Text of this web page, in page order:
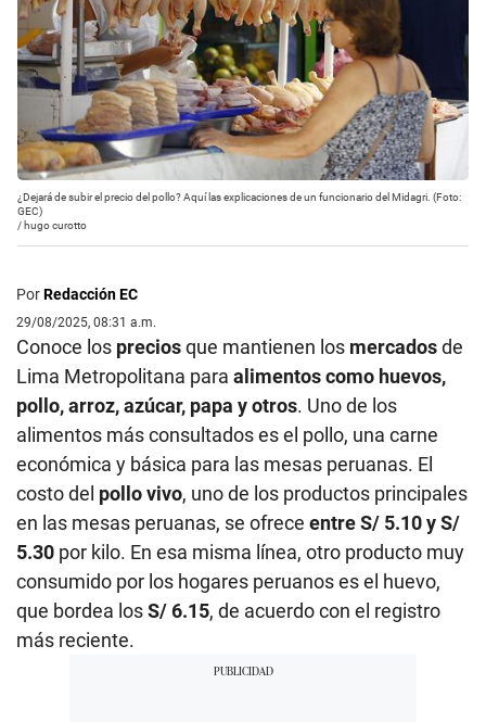
¿Dejará de subir el precio del pollo? Aquí las explicaciones de un funcionario del Midagri. (Foto:
GEC)
/ hugo curotto
PorRedacción EC
29/08/2025, 08:31 a.m.
Conoce los preciosque mantienen los mercadosde
Lima Metropolitana para alimentos como huevos,
pollo, arroz, azúcar, papa y otros. Uno de los
alimentos más consultados es el pollo, una carne
económica y básica para las mesas peruanas. El
costo del pollo vivo, uno de los productos principales
en las mesas peruanas, se ofrece entre S/ 5.10 y S/
5.30 por kilo. En esa misma línea, otro producto muy
consumido por los hogares peruanos es el huevo,
que bordea losS/ 6.15, de acuerdo con el registro
más reciente.